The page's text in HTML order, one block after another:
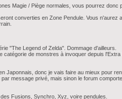
Magie / Piège normales, vous pourrez
converties en Zone Pendule. Vous n'aurez
"The Legend of Zelda". Dommage d'ailleurs.
de monstres à invoquer depuis l'Extra
Japonnais, donc je vais faire au mieux pour
message privé, mais sinon le forum
Fusions, Synchro, Xyz, voire pendules.